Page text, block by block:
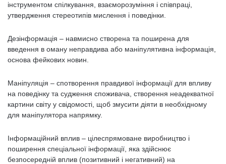
інструментом спілкування, взаєморозуміння і співпраці,
утвердження стереотипів мислення і поведінки.
Дезінформація – навмисно створена та поширена для
введення в оману неправдива або маніпулятивна інформація,
основа фейкових новин.
Маніпуляція – спотворення правдивої інформації для впливу
на поведінку та судження споживача, створення неадекватної
картини світу у свідомості, щоб змусити діяти в необхідному
для маніпулятора напрямку.
Інформаційний вплив – цілеспрямоване виробництво і
поширення спеціальної інформації, яка здійснює
безпосередній вплив (позитивний і негативний) на